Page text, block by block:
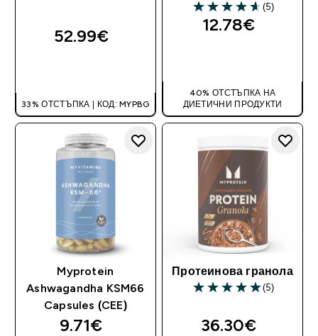
52.99€‎
33% ОТСТЪПКА | КОД: MYPBG
4.6 out of 5 stars
(5)
12.78€‎
40% ОТСТЪПКА НА
ДИЕТИЧНИ ПРОДУКТИ
Myprotein
Ashwagandha KSM66
Capsules (CEE)
9.71€‎
Протеинова гранола
5 out of 5 stars
(5)
36.30€‎